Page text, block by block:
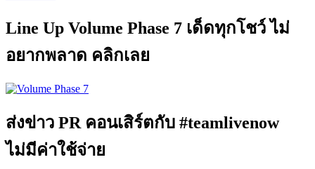
Line Up Volume Phase 7 เด็ดทุกโชว์ ไม่
อยากพลาด คลิกเลย
ส่งข่าว PR คอนเสิร์ตกับ #teamlivenow
ไม่มีค่าใช้จ่าย